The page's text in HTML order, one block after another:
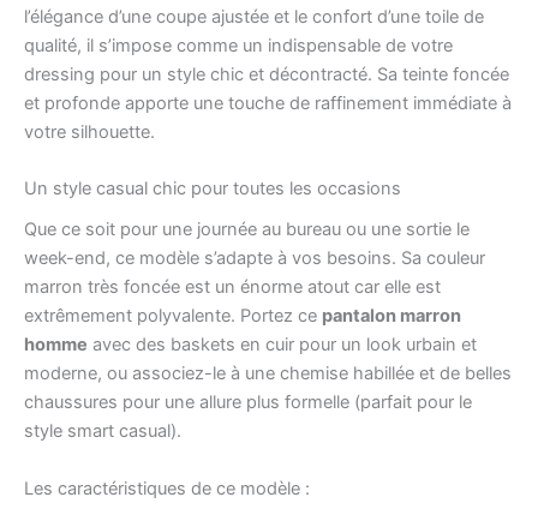
l’élégance d’une coupe ajustée et le confort d’une toile de
qualité, il s’impose comme un indispensable de votre
dressing pour un style chic et décontracté. Sa teinte foncée
et profonde apporte une touche de raffinement immédiate à
votre silhouette.
Un style casual chic pour toutes les occasions
Que ce soit pour une journée au bureau ou une sortie le
week-end, ce modèle s’adapte à vos besoins. Sa couleur
marron très foncée est un énorme atout car elle est
extrêmement polyvalente. Portez ce pantalon marron
homme avec des baskets en cuir pour un look urbain et
moderne, ou associez-le à une chemise habillée et de belles
chaussures pour une allure plus formelle (parfait pour le
style smart casual).
Les caractéristiques de ce modèle :